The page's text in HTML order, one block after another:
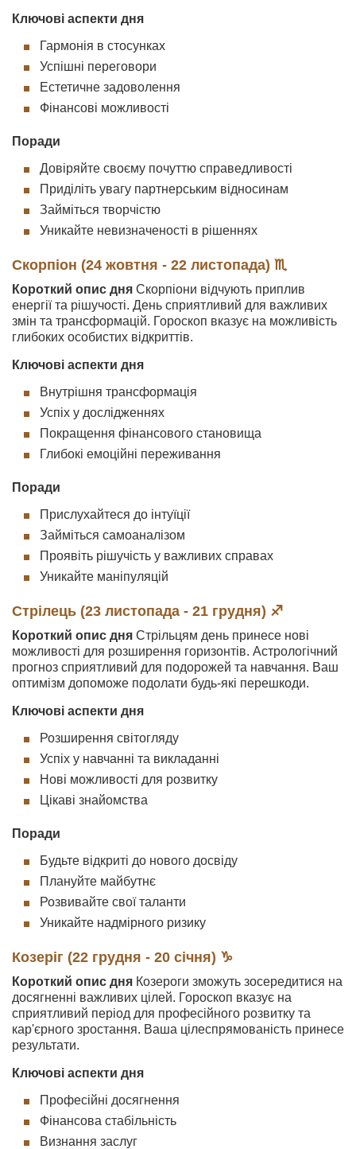
Ключові аспекти дня
Гармонія в стосунках
Успішні переговори
Естетичне задоволення
Фінансові можливості
Поради
Довіряйте своєму почуттю справедливості
Приділіть увагу партнерським відносинам
Займіться творчістю
Уникайте невизначеності в рішеннях
Скорпіон (24 жовтня - 22 листопада) ♏
Короткий опис дня Скорпіони відчують приплив
енергії та рішучості. День сприятливий для важливих
змін та трансформацій. Гороскоп вказує на можливість
глибоких особистих відкриттів.
Ключові аспекти дня
Внутрішня трансформація
Успіх у дослідженнях
Покращення фінансового становища
Глибокі емоційні переживання
Поради
Прислухайтеся до інтуїції
Займіться самоаналізом
Проявіть рішучість у важливих справах
Уникайте маніпуляцій
Стрілець (23 листопада - 21 грудня) ♐
Короткий опис дня Стрільцям день принесе нові
можливості для розширення горизонтів. Астрологічний
прогноз сприятливий для подорожей та навчання. Ваш
оптимізм допоможе подолати будь-які перешкоди.
Ключові аспекти дня
Розширення світогляду
Успіх у навчанні та викладанні
Нові можливості для розвитку
Цікаві знайомства
Поради
Будьте відкриті до нового досвіду
Плануйте майбутнє
Розвивайте свої таланти
Уникайте надмірного ризику
Козеріг (22 грудня - 20 січня) ♑
Короткий опис дня Козероги зможуть зосередитися на
досягненні важливих цілей. Гороскоп вказує на
сприятливий період для професійного розвитку та
кар'єрного зростання. Ваша цілеспрямованість принесе
результати.
Ключові аспекти дня
Професійні досягнення
Фінансова стабільність
Визнання заслуг